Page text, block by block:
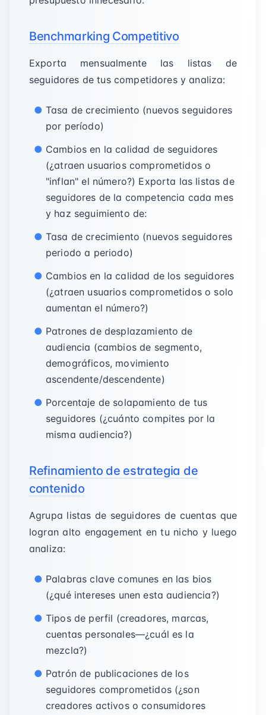
Benchmarking Competitivo
Exporta mensualmente las listas de
seguidores de tus competidores y analiza:
Tasa de crecimiento (nuevos seguidores
por período)
Cambios en la calidad de seguidores
(¿atraen usuarios comprometidos o
"inflan" el número?) Exporta las listas de
seguidores de la competencia cada mes
y haz seguimiento de:
Tasa de crecimiento (nuevos seguidores
periodo a periodo)
Cambios en la calidad de los seguidores
(¿atraen usuarios comprometidos o solo
aumentan el número?)
Patrones de desplazamiento de
audiencia (cambios de segmento,
demográficos, movimiento
ascendente/descendente)
Porcentaje de solapamiento de tus
seguidores (¿cuánto compites por la
misma audiencia?)
Refinamiento de estrategia de
contenido
Agrupa listas de seguidores de cuentas que
logran alto engagement en tu nicho y luego
analiza:
Palabras clave comunes en las bios
(¿qué intereses unen esta audiencia?)
Tipos de perfil (creadores, marcas,
cuentas personales—¿cuál es la
mezcla?)
Patrón de publicaciones de los
seguidores comprometidos (¿son
creadores activos o consumidores